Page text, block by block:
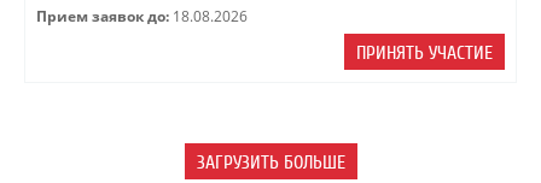
Прием заявок до: 18.08.2026
ПРИНЯТЬ УЧАСТИЕ
ЗАГРУЗИТЬ БОЛЬШЕ